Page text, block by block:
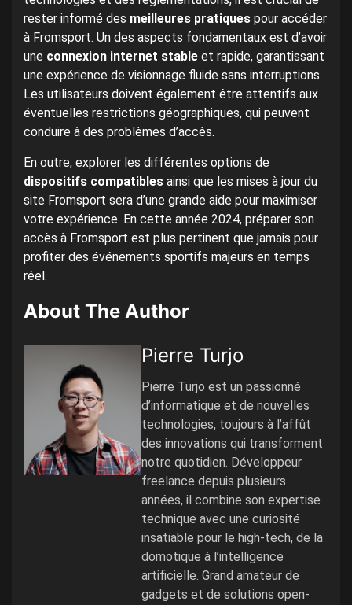
rester informé des meilleures pratiques pour accéder
à Fromsport. Un des aspects fondamentaux est d’avoir
une connexion internet stable et rapide, garantissant
une expérience de visionnage fluide sans interruptions.
Les utilisateurs doivent également être attentifs aux
éventuelles restrictions géographiques, qui peuvent
conduire à des problèmes d’accès.
En outre, explorer les différentes options de
dispositifs compatibles ainsi que les mises à jour du
site Fromsport sera d’une grande aide pour maximiser
votre expérience. En cette année 2024, préparer son
accès à Fromsport est plus pertinent que jamais pour
profiter des événements sportifs majeurs en temps
réel.
About The Author
Pierre Turjo
Pierre Turjo est un passionné
d’informatique et de nouvelles
technologies, toujours à l’affût
des innovations qui transforment
notre quotidien. Développeur
freelance depuis plusieurs
années, il combine son expertise
technique avec une curiosité
insatiable pour le high-tech, de la
domotique à l’intelligence
artificielle. Grand amateur de
gadgets et de solutions open-